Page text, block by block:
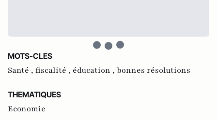
MOTS-CLES
Santé , fiscalité , éducation , bonnes résolutions
THEMATIQUES
Economie